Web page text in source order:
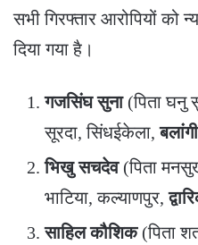
​सभी गिरफ्तार आरोपियों को
दिया गया है।
गजसिंघ सुना(पिता घनु
सूरदा, सिंधईकेला,
भिखु सचदेव(पिता
भाटिया, कल्याणपुर,
साहिल कौशिक(पिता